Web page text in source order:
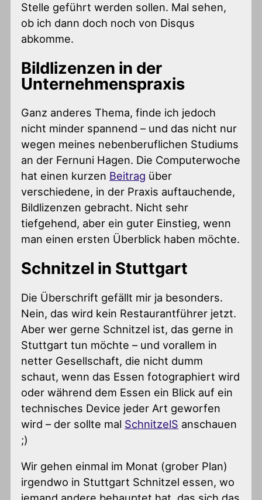
Stelle geführt werden sollen. Mal sehen,
ob ich dann doch noch von Disqus
abkomme.
Bildlizenzen in der
Unternehmenspraxis
Ganz anderes Thema, finde ich jedoch
nicht minder spannend – und das nicht nur
wegen meines nebenberuflichen Studiums
an der Fernuni Hagen. Die Computerwoche
hat einen kurzen Beitrag über
verschiedene, in der Praxis auftauchende,
Bildlizenzen gebracht. Nicht sehr
tiefgehend, aber ein guter Einstieg, wenn
man einen ersten Überblick haben möchte.
Schnitzel in Stuttgart
Die Überschrift gefällt mir ja besonders.
Nein, das wird kein Restaurantführer jetzt.
Aber wer gerne Schnitzel ist, das gerne in
Stuttgart tun möchte – und vorallem in
netter Gesellschaft, die nicht dumm
schaut, wenn das Essen fotographiert wird
oder während dem Essen ein Blick auf ein
technisches Device jeder Art geworfen
wird – der sollte mal SchnitzelS anschauen
;)
Wir gehen einmal im Monat (grober Plan)
irgendwo in Stuttgart Schnitzel essen, wo